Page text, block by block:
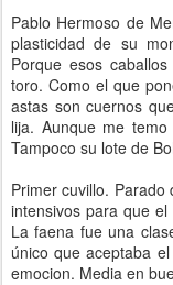
Pablo Hermoso de
plasticidad de su
Porque esos
toro. Como el que
astas son cuernos
lija. Aunque me
Tampoco su lote de
Primer cuvillo.
intensivos para que
La faena fue una
único que aceptaba
emocion. Media en